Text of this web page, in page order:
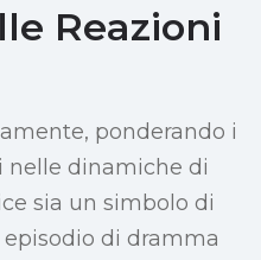
Reazioni
ponderando i
dinamiche di
sia un simbolo di
di dramma